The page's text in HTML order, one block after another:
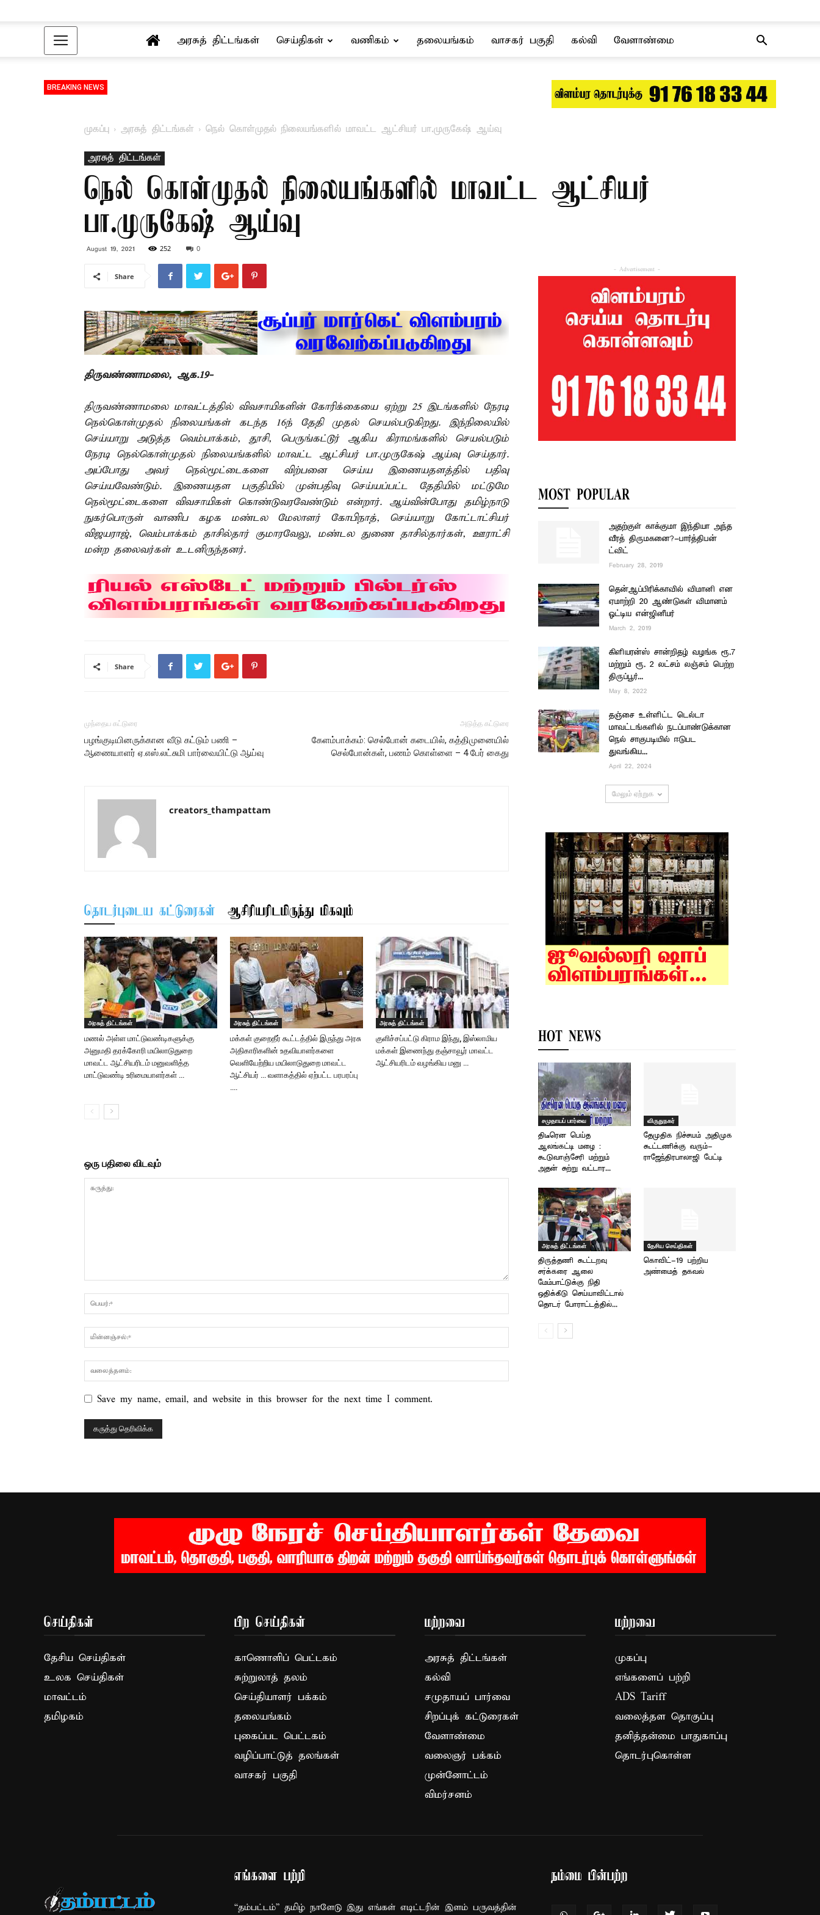
அரசுத் திட்டங்கள் செய்திகள் வணிகம் தலையங்கம் வாசகர் பகுதி கல்வி வேளாண்மை
BREAKING NEWS
முகப்பு அரசுத் திட்டங்கள் நெல் கொள்முதல் நிலையங்களில் மாவட்ட ஆட்சியர் பா.முருகேஷ் ஆய்வு
அரசுத் திட்டங்கள்
நெல் கொள்முதல் நிலையங்களில் மாவட்ட ஆட்சியர்
பா.முருகேஷ் ஆய்வு
August 19, 2021 252 0
Share
திருவண்ணாமலை, ஆக.19-
திருவண்ணாமலை மாவட்டத்தில் விவசாயிகளின் கோரிக்கையை ஏற்று 25 இடங்களில் நேரடி
நெல்கொள்முதல் நிலையங்கள் கடந்த 16ந் தேதி முதல் செயல்படுகிறது. இந்நிலையில்
செய்யாறு அடுத்த வெம்பாக்கம், தூசி, பெருங்கட்டூர் ஆகிய கிராமங்களில் செயல்படும்
நேரடி நெல்கொள்முதல் நிலையங்களில் மாவட்ட ஆட்சியர் பா.முருகேஷ் ஆய்வு செய்தார்.
அப்போது அவர் நெல்மூட்டைகளை விற்பனை செய்ய இணையதளத்தில் பதிவு
செய்யவேண்டும். இணையதள பகுதியில் முன்பதிவு செய்யப்பட்ட தேதியில் மட்டுமே
நெல்மூட்டைகளை விவசாயிகள் கொண்டுவரவேண்டும் என்றார். ஆய்வின்போது தமிழ்நாடு
நுகர்பொருள் வாணிப கழக மண்டல மேலாளர் கோபிநாத், செய்யாறு கோட்டாட்சியர்
விஜயராஜ், வெம்பாக்கம் தாசில்தார் குமாரவேலு, மண்டல துணை தாசில்தார்கள், ஊராட்சி
மன்ற தலைவர்கள் உடனிருந்தனர்.
Share
முந்தைய கட்டுரை
பழங்குடியினருக்கான வீடு கட்டும் பணி –
ஆணையாளர் ஏ.எஸ்.லட்சுமி பார்வையிட்டு ஆய்வு
அடுத்த கட்டுரை
கேளம்பாக்கம்: செல்போன் கடையில், கத்திமுனையில்
செல்போன்கள், பணம் கொள்ளை – 4 பேர் கைது
creators_thampattam
தொடர்புடைய கட்டுரைகள் ஆசிரியரிடமிருந்து மிகவும்
அரசுத் திட்டங்கள்
மணல் அள்ள மாட்டுவண்டிகளுக்கு
அனுமதி தரக்கோரி மயிலாடுதுறை
மாவட்ட ஆட்சியரிடம் மனுவளித்த
மாட்டுவண்டி உரிமையாளர்கள் …
அரசுத் திட்டங்கள்
மக்கள் குறைதீர் கூட்டத்தில் இருந்து அரசு
அதிகாரிகளின் உதவியாளர்களை
வெளியேற்றிய மயிலாடுதுறை மாவட்ட
ஆட்சியர் … வளாகத்தில் ஏற்பட்ட பரபரப்பு
….
அரசுத் திட்டங்கள்
குளிச்சப்பட்டு கிராம இந்து, இஸ்லாமிய
மக்கள் இணைந்து தஞ்சாவூர் மாவட்ட
ஆட்சியரிடம் வழங்கிய மனு …
ஒரு பதிலை விடவும்
Save my name, email, and website in this browser for the next time I comment.
- Advertisement -
MOST POPULAR
அதற்குள் காக்குமா இந்தியா அந்த
வீரத் திருமகனை?-பார்த்திபன்
ட்விட்
February 28, 2019
தென்ஆப்பிரிக்காவில் விமானி என
ஏமாற்றி 20 ஆண்டுகள் விமானம்
ஓட்டிய என்ஜினீயர்
March 2, 2019
கிளியரன்ஸ் சான்றிதழ் வழங்க ரூ.7
மற்றும் ரூ. 2 லட்சம் லஞ்சம் பெற்ற
திருப்பூர்...
May 8, 2022
தஞ்சை உள்ளிட்ட டெல்டா
மாவட்டங்களில் நடப்பாண்டுக்கான
நெல் சாகுபடியில் ஈடுபட
துவங்கிய...
April 22, 2024
மேலும் ஏற்றுக
HOT NEWS
சமுதாயப் பார்வை
திடீரென பெய்த
ஆலங்கட்டி மழை :
கூடுவாஞ்சேரி மற்றும்
அதன் சுற்று வட்டார...
விருதுநகர்
தேமுதிக நிச்சயம் அதிமுக
கூட்டணிக்கு வரும்-
ராஜேந்திரபாலாஜி பேட்டி
அரசுத் திட்டங்கள்
திருத்தணி கூட்டறவு
சர்க்கரை ஆலை
மேம்பாட்டுக்கு நிதி
ஒதிக்கீடு செய்யாவிட்டால்
தொடர் போராட்டத்தில்...
தேசிய செய்திகள்
கொவிட்-19 பற்றிய
அண்மைத் தகவல்
செய்திகள்
தேசிய செய்திகள்
உலக செய்திகள்
மாவட்டம்
தமிழகம்
பிற செய்திகள்
காணொளிப் பெட்டகம்
சுற்றுலாத் தலம்
செய்தியாளர் பக்கம்
தலையங்கம்
புகைப்பட பெட்டகம்
வழிப்பாட்டுத் தலங்கள்
வாசகர் பகுதி
மற்றவை
அரசுத் திட்டங்கள்
கல்வி
சமுதாயப் பார்வை
சிறப்புக் கட்டுரைகள்
வேளாண்மை
வலைஞர் பக்கம்
முன்னோட்டம்
விமர்சனம்
மற்றவை
முகப்பு
எங்களைப் பற்றி
ADS Tariff
வலைத்தள தொகுப்பு
தனித்தன்மை பாதுகாப்பு
தொடர்புகொள்ள
எங்களை பற்றி
“தம்பட்டம்” தமிழ் நாளேடு இது எங்கள் எடிட்டரின் இளம் பருவத்தின்
நம்மை பின்பற்ற